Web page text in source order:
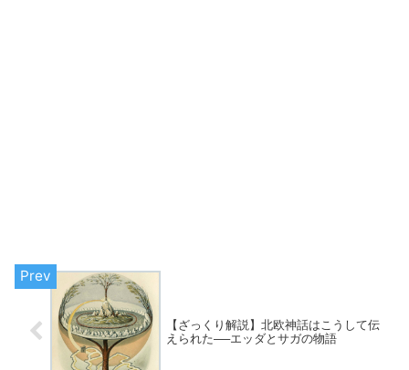
【ざっくり解説】北欧神話はこうして伝
えられた──エッダとサガの物語